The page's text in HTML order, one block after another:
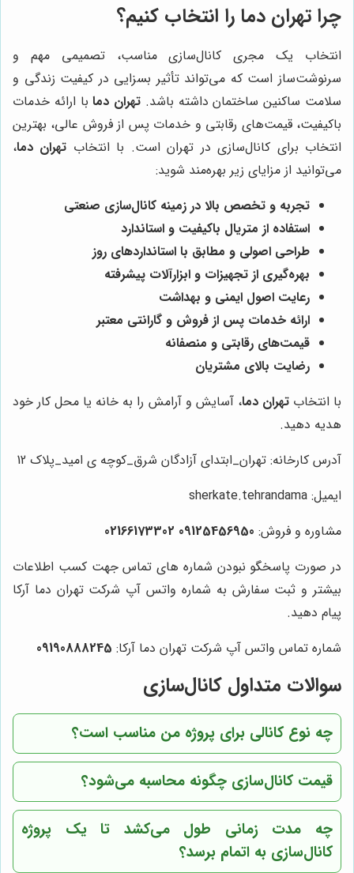
چرا تهران دما را انتخاب کنیم؟
انتخاب یک مجری کانال‌سازی مناسب، تصمیمی مهم و
سرنوشت‌ساز است که می‌تواند تأثیر بسزایی در کیفیت زندگی و
سلامت ساکنین ساختمان داشته باشد. تهران دمابا ارائه خدمات
باکیفیت، قیمت‌های رقابتی و خدمات پس از فروش عالی، بهترین
انتخاب برای کانال‌سازی در تهران است. با انتخاب تهران دما،
می‌توانید از مزایای زیر بهره‌مند شوید:
تجربه و تخصص بالا در زمینه کانال‌سازی صنعتی
استفاده از متریال باکیفیت و استاندارد
طراحی اصولی و مطابق با استانداردهای روز
بهره‌گیری از تجهیزات و ابزارآلات پیشرفته
رعایت اصول ایمنی و بهداشت
ارائه خدمات پس از فروش و گارانتی معتبر
قیمت‌های رقابتی و منصفانه
رضایت بالای مشتریان
با انتخابتهران دما، آسایش و آرامش را به خانه یا محل کار خود
هدیه دهید.
آدرس کارخانه: تهران_ابتدای آزادگان شرق_کوچه ی امید_پلاک 12
ایمیل: sherkate.tehrandama
مشاوره و فروش: 09125456950 02166173302
در صورت پاسخگو نبودن شماره های تماس جهت کسب اطلاعات
بیشتر و ثبت سفارش به شماره واتس آپ شرکت تهران دما آرکا
پیام دهید.
شماره تماس واتس آپ شرکت تهران دما آرکا: 09190888245
سوالات متداول کانال‌سازی
چه نوع کانالی برای پروژه من مناسب است؟
قیمت کانال‌سازی چگونه محاسبه می‌شود؟
چه مدت زمانی طول می‌کشد تا یک پروژه
کانال‌سازی به اتمام برسد؟